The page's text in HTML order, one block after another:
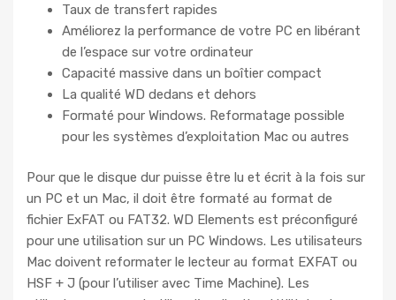
Taux de transfert rapides
Améliorez la performance de votre PC en libérant
de l’espace sur votre ordinateur
Capacité massive dans un boîtier compact
La qualité WD dedans et dehors
Formaté pour Windows. Reformatage possible
pour les systèmes d’exploitation Mac ou autres
Pour que le disque dur puisse être lu et écrit à la fois sur
un PC et un Mac, il doit être formaté au format de
fichier ExFAT ou FAT32. WD Elements est préconfiguré
pour une utilisation sur un PC Windows. Les utilisateurs
Mac doivent reformater le lecteur au format EXFAT ou
HSF + J (pour l’utiliser avec Time Machine). Les